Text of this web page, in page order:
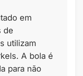
em
de
utilizam
A bola é
para não